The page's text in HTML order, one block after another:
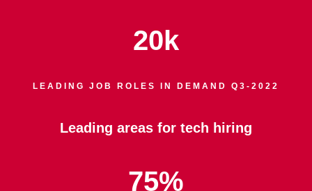
20k
LEADING JOB ROLES IN DEMAND Q3-2022
Leading areas for tech hiring
75%